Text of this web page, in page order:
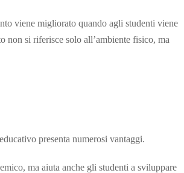
viene migliorato quando agli studenti viene
non si riferisce solo all’ambiente fisico, ma
presenta numerosi vantaggi.
ma aiuta anche gli studenti a sviluppare